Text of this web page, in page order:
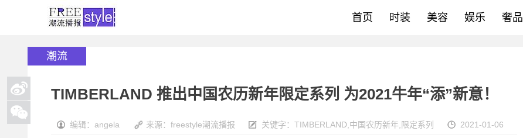
首页 时装 美容 娱乐 奢品
潮流
TIMBERLAND 推出中国农历新年限定系列 为2021牛年“添”新意！
编辑：angela 来源：freestyle潮流播报 关键字： TIMBERLAND 中国农历新年 限定系列 2021-01-06